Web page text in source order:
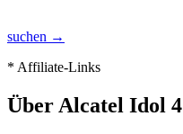
suchen →
* Affiliate-Links
Über Alcatel Idol 4